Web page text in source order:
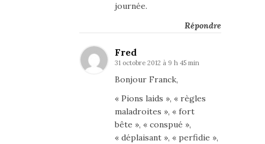
journée.
Répondre
Fred
31 octobre 2012 à 9 h 45 min
Bonjour Franck,
« Pions laids », « règles
maladroites », « fort
bête », « conspué »,
« déplaisant », « perfidie »,